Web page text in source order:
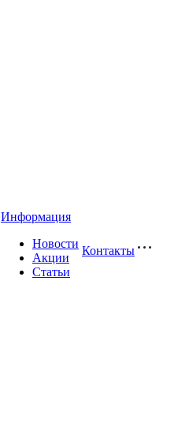
Информация
Новости
Акции
Статьи
Контакты